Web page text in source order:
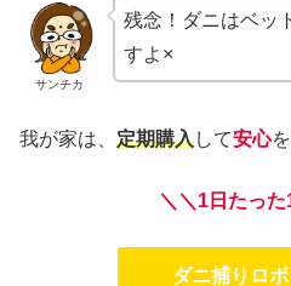
サンチカ
残念！ダニはベッ
すよ×
我が家は、 定期購入して安心
＼＼1日たっ
ダニ捕りロ